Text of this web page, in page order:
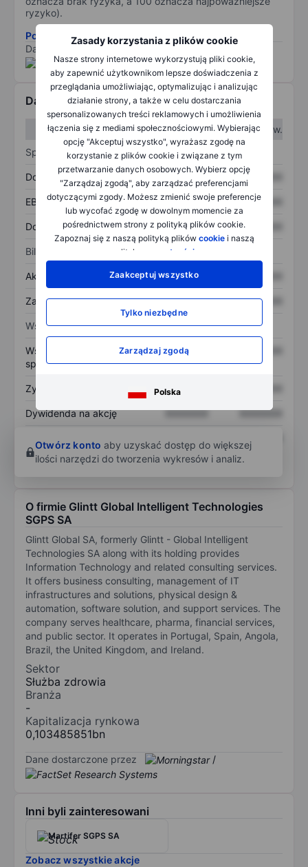
Zasady korzystania z plików cookie
Nasze strony internetowe wykorzystują pliki cookie,
aby zapewnić użytkownikom lepsze doświadczenia z
przeglądania umożliwiając, optymalizując i analizując
działanie strony, a także w celu dostarczania
spersonalizowanych treści reklamowych i umożliwienia
łączenia się z mediami społecznościowymi. Wybierając
opcję "Akceptuj wszystko", wyrażasz zgodę na
korzystanie z plików cookie i związane z tym
przetwarzanie danych osobowych. Wybierz opcję
"Zarządzaj zgodą", aby zarządzać preferencjami
dotyczącymi zgody. Możesz zmienić swoje preferencje
lub wycofać zgodę w dowolnym momencie za
pośrednictwem strony z polityką plików cookie.
Zapoznaj się z naszą polityką plików cookiei naszą
polityką
prywatności
Zaakceptuj wszystko
Tylko niezbędne
Zarządzaj zgodą
Polska
ryzyko).
Pobierz metodologię ryzyka ESG.
Dane dostarczone przez
/
Dane finansowe
W I kw.
W II kw.
Sprawozdanie z zysków
Dochód XXXXXXX XXXXXXX
EBITDA XXXXXXX XXXXXXX
Dochód netto XXXXXXX XXXXXXX
Bilans
Aktywa ogółem XXXXXXX
Zadłużenie ogółem XXXXXXX XXXXXXX
Wskaźniki
Współczynnik cena do
sprzedaży
XXXXXXX
Zysk na akcję XXXXXXX
Dywidenda na akcję XXXXXXX XXXXXXX
własnego
Otwórz konto aby uzyskać dostęp do większej
ilości narzędzi do tworzenia wykresów i analiz.
O firmie Glintt Global Intelligent Technologies
SGPS SA
Glintt Global SA, formerly Glintt - Global Intelligent
Technologies SA along with its holding provides
Information Technology and related consulting services.
It offers business consulting, management of IT
infrastructures and solutions, physical design &
automation, software solution, and support services. The
company serves healthcare, pharma, financial services,
and public sector. It operates in Portugal, Spain, Angola,
Brazil, the United Kingdom, and Ireland.
Sektor
Służba zdrowia
Branża
-
Kapitalizacja rynkowa
0,103485851bn
Dane dostarczone przez /
Inni byli zainteresowani
Martifer SGPS SA
Zobacz wszystkie akcje